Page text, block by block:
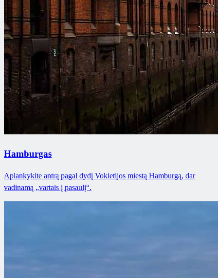
Hamburgas
Aplankykite antrą pagal dydį Vokietijos miestą Hamburgą, dar
vadinamą „vartais į pasaulį“.